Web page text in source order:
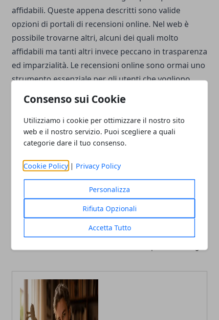
Consenso sui Cookie
Utilizziamo i cookie per ottimizzare il nostro sito
web e il nostro servizio. Puoi scegliere a quali
categorie dare il tuo consenso.
Cookie Policy | Privacy Policy
Personalizza
Rifiuta Opzionali
Accetta Tutto
affidabili. Queste appena descritti sono valide
opzioni di portali di recensioni online. Nel web è
possibile trovarne altri, alcuni dei quali molto
affidabili ma tanti altri invece peccano in trasparenza
ed imparzialità. Le recensioni online sono ormai uno
strumento essenziale per gli utenti che vogliono
acquistare in sicurezza ed è quindi fondamentale
potersi avvalere di opinioni serie ed imparziali.
Facebook
TwitterWhatsapp
Samsung Galaxy Note 10
I gadget DC Comics
ufficiali per i vostri regali